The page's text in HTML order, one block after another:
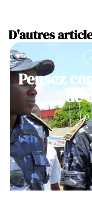
D'autres
Pensez
de
10